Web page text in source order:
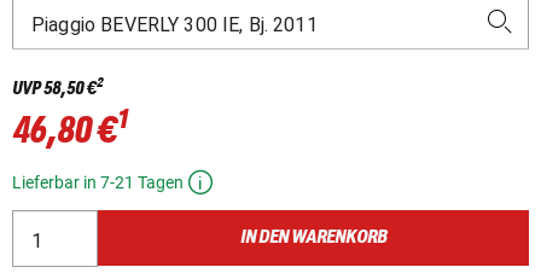
UVP58,50 €2
46,80 €1
Lieferbar in 7-21 Tagen
IN DEN WARENKORB